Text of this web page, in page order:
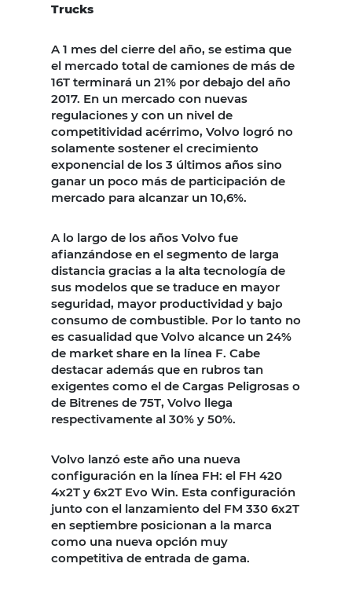
Trucks
A 1 mes del cierre del año, se estima que
el mercado total de camiones de más de
16T terminará un 21% por debajo del año
2017. En un mercado con nuevas
regulaciones y con un nivel de
competitividad acérrimo, Volvo logró no
solamente sostener el crecimiento
exponencial de los 3 últimos años sino
ganar un poco más de participación de
mercado para alcanzar un 10,6%.
A lo largo de los años Volvo fue
afianzándose en el segmento de larga
distancia gracias a la alta tecnología de
sus modelos que se traduce en mayor
seguridad, mayor productividad y bajo
consumo de combustible. Por lo tanto no
es casualidad que Volvo alcance un 24%
de market share en la línea F. Cabe
destacar además que en rubros tan
exigentes como el de Cargas Peligrosas o
de Bitrenes de 75T, Volvo llega
respectivamente al 30% y 50%.
Volvo lanzó este año una nueva
configuración en la línea FH: el FH 420
4x2T y 6x2T Evo Win. Esta configuración
junto con el lanzamiento del FM 330 6x2T
en septiembre posicionan a la marca
como una nueva opción muy
competitiva de entrada de gama.